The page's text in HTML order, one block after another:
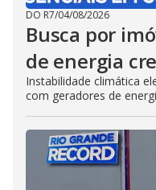
DO R7/04/08/2026
Busca por
de energia
Instabilidade climática
com geradores de